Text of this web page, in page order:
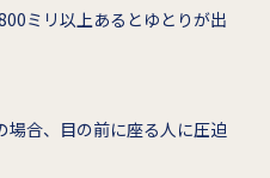
ミリ以上あるとゆとりが出
合、目の前に座る人に圧迫